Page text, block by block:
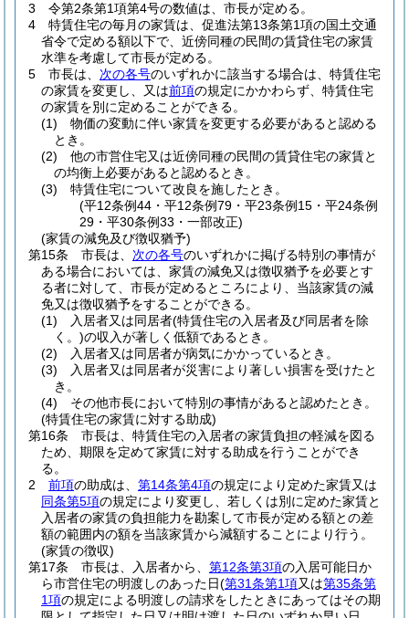
3
令第2条第1項第4号の数値は、市長が定める。
4
特賃住宅の毎月の家賃は、促進法第13条第1項の国土交通
省令で定める額以下で、近傍同種の民間の賃貸住宅の家賃
水準を考慮して市長が定める。
5
市長は、 次の各号のいずれかに該当する場合は、特賃住宅
の家賃を変更し、又は前項の規定にかかわらず、特賃住宅
の家賃を別に定めることができる。
(1)
物価の変動に伴い家賃を変更する必要があると認める
とき。
(2)
他の市営住宅又は近傍同種の民間の賃貸住宅の家賃と
の均衡上必要があると認めるとき。
(3)
特賃住宅について改良を施したとき。
(平12条例44・平12条例79・平23条例15・平24条例
29・平30条例33・一部改正)
(家賃の減免及び徴収猶予)
第15条
市長は、 次の各号のいずれかに掲げる特別の事情が
ある場合においては、家賃の減免又は徴収猶予を必要とす
る者に対して、市長が定めるところにより、当該家賃の減
免又は徴収猶予をすることができる。
(1)
入居者又は同居者(特賃住宅の入居者及び同居者を除
く。)の収入が著しく低額であるとき。
(2)
入居者又は同居者が病気にかかっているとき。
(3)
入居者又は同居者が災害により著しい損害を受けたと
き。
(4)
その他市長において特別の事情があると認めたとき。
(特賃住宅の家賃に対する助成)
第16条
市長は、特賃住宅の入居者の家賃負担の軽減を図る
ため、期限を定めて家賃に対する助成を行うことができ
る。
2
前項の助成は、 第14条第4項の規定により定めた家賃又は
同条第5項の規定により変更し、若しくは別に定めた家賃と
入居者の家賃の負担能力を勘案して市長が定める額との差
額の範囲内の額を当該家賃から減額することにより行う。
(家賃の徴収)
第17条
市長は、入居者から、 第12条第3項の入居可能日か
ら市営住宅の明渡しのあった日(第31条第1項又は第35条第
1項の規定による明渡しの請求をしたときにあってはその期